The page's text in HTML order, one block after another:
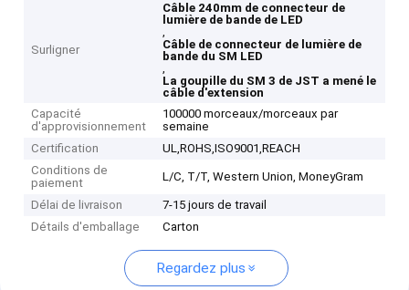
Surligner
Câble 240mm de connecteur de
lumière de bande de LED
,
Câble de connecteur de lumière de
bande du SM LED
,
La goupille du SM 3 de JST a mené le
câble d'extension
Capacité
d'approvisionnement
100000 morceaux/morceaux par
semaine
Certification
UL,ROHS,ISO9001,REACH
Conditions de
paiement
L/C, T/T, Western Union, MoneyGram
Délai de livraison
7-15 jours de travail
Détails d'emballage
Carton
Regardez plus